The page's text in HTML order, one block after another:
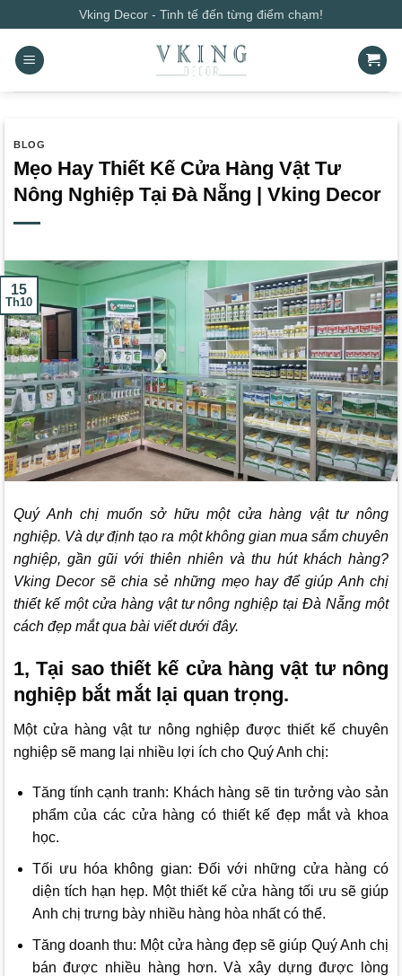
qua
nội
dung
Vking Decor - Tinh tế đến từng điểm chạm!
BLOG
Mẹo Hay Thiết Kế Cửa Hàng Vật Tư
Nông Nghiệp Tại Đà Nẵng | Vking Decor
15
Th10
Quý Anh chị muốn sở hữu một cửa hàng vật tư nông
nghiệp. Và dự định tạo ra một không gian mua sắm chuyên
nghiệp, gần gũi với thiên nhiên và thu hút khách hàng?
Vking Decorsẽ chia sẻ những mẹo hay để giúp Anh chị
thiết kế một cửa hàng vật tư nông nghiệp tại Đà Nẵng một
cách đẹp mắt qua bài viết dưới đây.
1, Tại sao thiết kế cửa hàng vật tư nông
nghiệp bắt mắt lại quan trọng.
Một cửa hàng vật tư nông nghiệp được thiết kế chuyên
nghiệp sẽ mang lại nhiều lợi ích cho Quý Anh chị:
Tăng tính cạnh tranh: Khách hàng sẽ tin tưởng vào sản
phẩm của các cửa hàng có thiết kế đẹp mắt và khoa
học.
Tối ưu hóa không gian: Đối với những cửa hàng có
diện tích hạn hẹp. Một thiết kế cửa hàng tối ưu sẽ giúp
Anh chị trưng bày nhiều hàng hòa nhất có thể.
Tăng doanh thu: Một cửa hàng đẹp sẽ giúp Quý Anh chị
bán được nhiều hàng hơn. Và xây dựng được lòng